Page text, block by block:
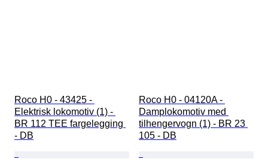
Roco H0 - 43425 -
Elektrisk lokomotiv (1) -
BR 112 TEE fargelegging
- DB
Roco H0 - 04120A -
Damplokomotiv med
tilhengervogn (1) - BR 23
105 - DB